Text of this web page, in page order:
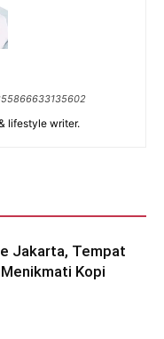
lifestyle writer.
Jakarta, Tempat
Kopi